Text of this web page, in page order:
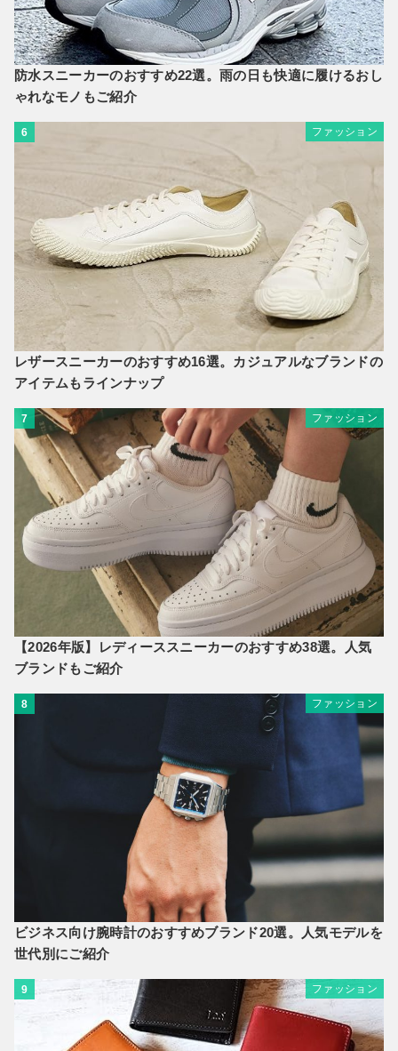
防水スニーカーのおすすめ22選。雨の日も快適に履けるおし
ゃれなモノもご紹介
6 ファッション
レザースニーカーのおすすめ16選。カジュアルなブランドの
アイテムもラインナップ
7 ファッション
【2026年版】レディーススニーカーのおすすめ38選。人気
ブランドもご紹介
8 ファッション
ビジネス向け腕時計のおすすめブランド20選。人気モデルを
世代別にご紹介
9 ファッション